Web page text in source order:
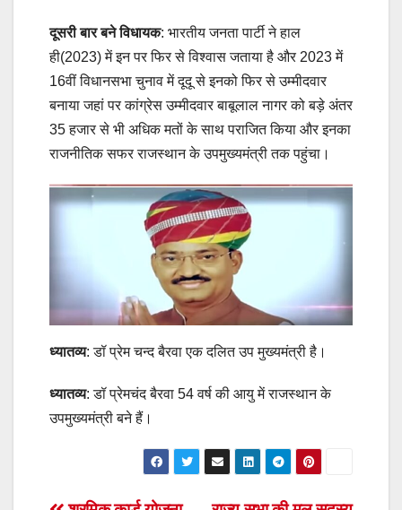
दूसरी बार बने विधायक: भारतीय जनता पार्टी ने हाल
ही(2023) में इन पर फिर से विश्वास जताया है और 2023 में
16वीं विधानसभा चुनाव में दूदू से इनको फिर से उम्मीदवार
बनाया जहां पर कांग्रेस उम्मीदवार बाबूलाल नागर को बड़े अंतर
35 हजार से भी अधिक मतों के साथ पराजित किया और इनका
राजनीतिक सफर राजस्थान के उपमुख्यमंत्री तक पहुंचा।
ध्यातव्य: डॉ प्रेम चन्द बैरवा एक दलित उप मुख्यमंत्री है।
ध्यातव्य: डॉ प्रेमचंद बैरवा 54 वर्ष की आयु में राजस्थान के
उपमुख्यमंत्री बने हैं।